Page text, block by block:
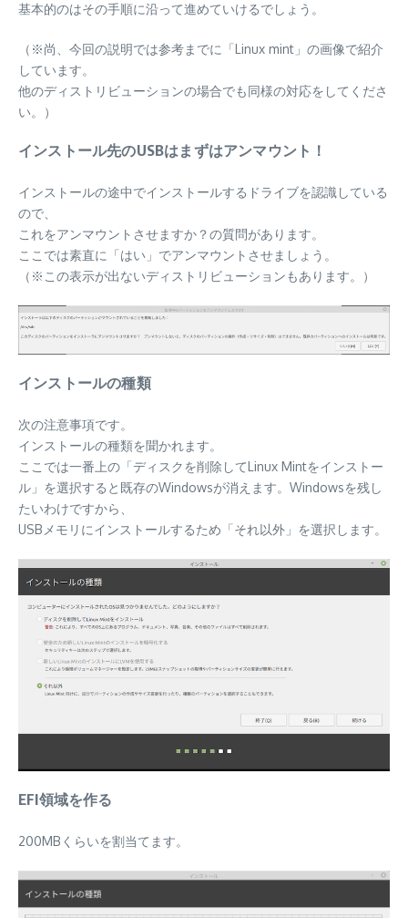
基本的のはその手順に沿って進めていけるでしょう。
（※尚、今回の説明では参考までに「Linux mint」の画像で紹介
しています。
他のディストリビューションの場合でも同様の対応をしてくださ
い。）
インストール先のUSBはまずはアンマウント！
インストールの途中でインストールするドライブを認識している
ので、
これをアンマウントさせますか？の質問があります。
ここでは素直に「はい」でアンマウントさせましょう。
（※この表示が出ないディストリビューションもあります。）
インストールの種類
次の注意事項です。
インストールの種類を聞かれます。
ここでは一番上の「ディスクを削除してLinux Mintをインストー
ル」を選択すると既存のWindowsが消えます。Windowsを残し
たいわけですから、
USBメモリにインストールするため「それ以外」を選択します。
EFI領域を作る
200MBくらいを割当てます。